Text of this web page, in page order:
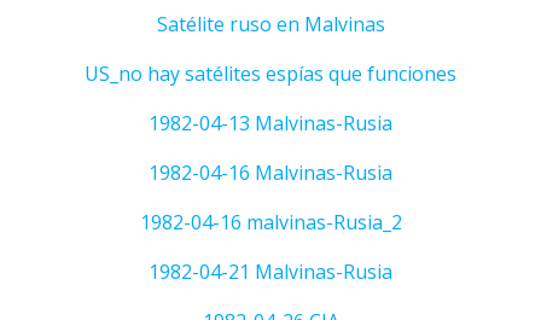
Satélite ruso en Malvinas
US_no hay satélites espías que funciones
1982-04-13 Malvinas-Rusia
1982-04-16 Malvinas-Rusia
1982-04-16 malvinas-Rusia_2
1982-04-21 Malvinas-Rusia